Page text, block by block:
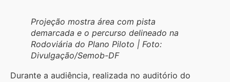
Projeção mostra área com pista
demarcada e o percurso delineado na
Rodoviária do Plano Piloto | Foto:
Divulgação/Semob-DF
Durante a audiência, realizada no auditório do